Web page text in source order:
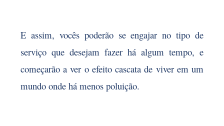
E assim, vocês poderão se engajar no tipo de
serviço que desejam fazer há algum tempo, e
começarão a ver o efeito cascata de viver em um
mundo onde há menos poluição.